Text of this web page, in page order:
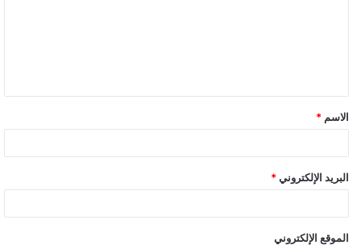
ق
*
الاسم *
البريد الإلكتروني *
الموقع الإلكتروني